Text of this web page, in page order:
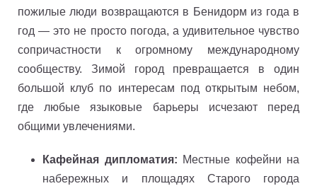
пожилые люди возвращаются в Бенидорм из года в
год — это не просто погода, а удивительное чувство
сопричастности к огромному международному
сообществу. Зимой город превращается в один
большой клуб по интересам под открытым небом,
где любые языковые барьеры исчезают перед
общими увлечениями.
Кафейная дипломатия: Местные кофейни на
набережных и площадях Старого города